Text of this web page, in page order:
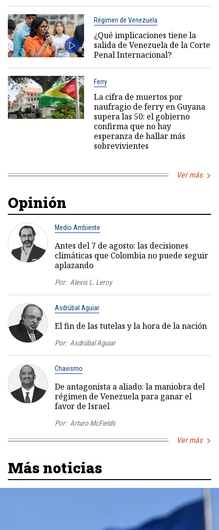
Régimen de Venezuela
¿Qué implicaciones tiene la
salida de Venezuela de la Corte
Penal Internacional?
Ferry
La cifra de muertos por
naufragio de ferry en Guyana
supera las 50: el gobierno
confirma que no hay
esperanza de hallar más
sobrevivientes
Ver más
Opinión
Medio Ambiente
Antes del 7 de agosto: las decisiones
climáticas que Colombia no puede seguir
aplazando
Por: Alexis L. Leroy
Asdrúbal Aguiar
El fin de las tutelas y la hora de la nación
Por: Asdrúbal Aguiar
Chavismo
De antagonista a aliado: la maniobra del
régimen de Venezuela para ganar el
favor de Israel
Por: Arturo McFields
Ver más
Más noticias